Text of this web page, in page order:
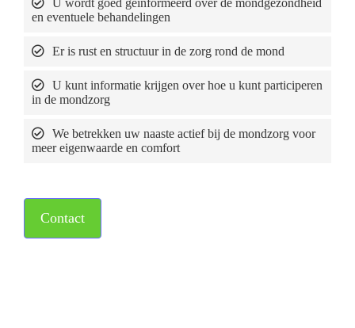
en eventuele behandelingen
Er is rust en structuur in de zorg rond de mond
U kunt informatie krijgen over hoe u kunt participeren
in de mondzorg
We betrekken uw naaste actief bij de mondzorg voor
meer eigenwaarde en comfort
Contact